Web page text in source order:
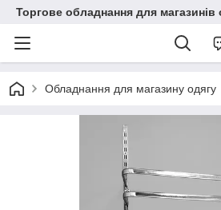
Торгове обладнання для магазинів
Обладнання для магазину одягу